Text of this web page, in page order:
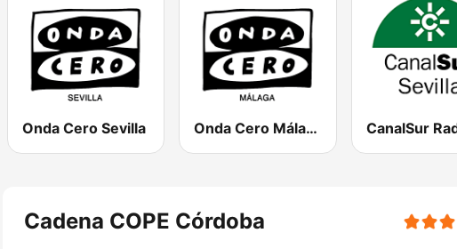
Onda Cero Sevilla Onda Cero Málaga
Cadena COPE Córdoba